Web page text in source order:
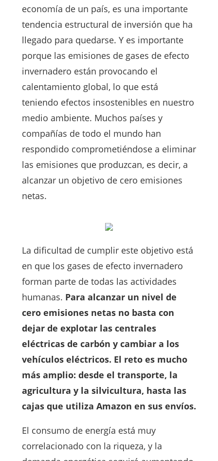
economía de un país, es una importante
tendencia estructural de inversión que ha
llegado para quedarse. Y es importante
porque las emisiones de gases de efecto
invernadero están provocando el
calentamiento global, lo que está
teniendo efectos insostenibles en nuestro
medio ambiente. Muchos países y
compañías de todo el mundo han
respondido comprometiéndose a eliminar
las emisiones que produzcan, es decir, a
alcanzar un objetivo de cero emisiones
netas.
La dificultad de cumplir este objetivo está
en que los gases de efecto invernadero
forman parte de todas las actividades
humanas. Para alcanzar un nivel de
cero emisiones netas no basta con
dejar de explotar las centrales
eléctricas de carbón y cambiar a los
vehículos eléctricos. El reto es mucho
más amplio: desde el transporte, la
agricultura y la silvicultura, hasta las
cajas que utiliza Amazon en sus envíos.
El consumo de energía está muy
correlacionado con la riqueza, y la